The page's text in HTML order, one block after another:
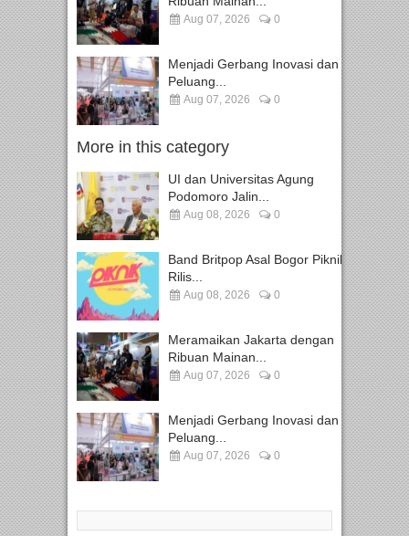
Aug 07, 2026 0
Menjadi Gerbang Inovasi dan
Peluang...
Aug 07, 2026 0
More in this category
UI dan Universitas Agung
Podomoro Jalin...
Aug 08, 2026 0
Band Britpop Asal Bogor Piknik
Rilis...
Aug 08, 2026 0
Meramaikan Jakarta dengan
Ribuan Mainan...
Aug 07, 2026 0
Menjadi Gerbang Inovasi dan
Peluang...
Aug 07, 2026 0